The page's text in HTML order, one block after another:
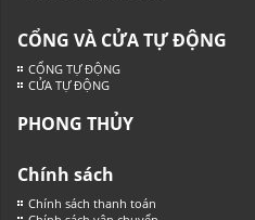
CỔNG VÀ CỬA TỰ ĐỘNG
CỔNG TỰ ĐỘNG
CỬA TỰ ĐỘNG
PHONG THỦY
Chính sách
Chính sách thanh toán